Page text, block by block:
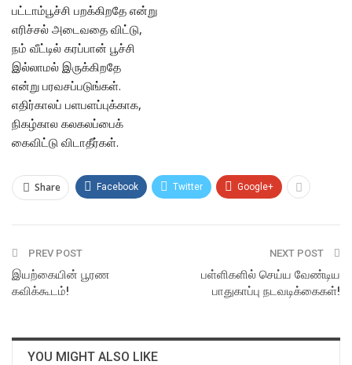
பட்டாம்பூச்சி பறக்கிறதே என்று
எரிச்சல் அடைவதை விட்டு,
நம் வீட்டில் கரப்பான் பூச்சி
இல்லாமல் இருக்கிறதே
என்று பரவசப்படுங்கள்.
எதிர்காலப் பளபளப்புக்காக,
நிகழ்கால கலகலப்பைக்
கைவிட்டு விடாதீர்கள்.
Share Facebook Twitter Google+
PREV POST
இயற்கையின் பூரண
கவிக்கூடம்!
NEXT POST
பள்ளிகளில் செய்ய வேண்டிய
பாதுகாப்பு நடவடிக்கைகள்!
YOU MIGHT ALSO LIKE